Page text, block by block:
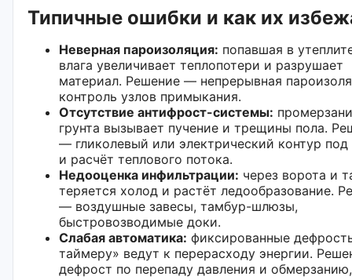
Типичные ошибки и как их
Неверная пароизоляция: попавшая в
влага увеличивает теплопотери и разрушает
материал. Решение — непрерывная
контроль узлов примыкания.
Отсутствие антифрост-системы:
грунта вызывает пучение и трещины пола.
— гликолевый или электрический контур под
и расчёт теплового потока.
Недооценка инфильтрации: через ворота и
теряется холод и растёт ледообразование.
— воздушные завесы, тамбур-шлюзы,
быстровозводимые доки.
Слабая автоматика: фиксированные
таймеру» ведут к перерасходу энергии.
дефрост по перепаду давления и обмерзанию,